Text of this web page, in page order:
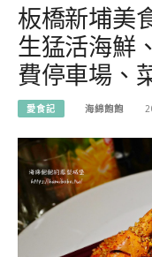
板橋新埔美
生猛活海鮮
費停車場、
愛食記 海綿飽飽